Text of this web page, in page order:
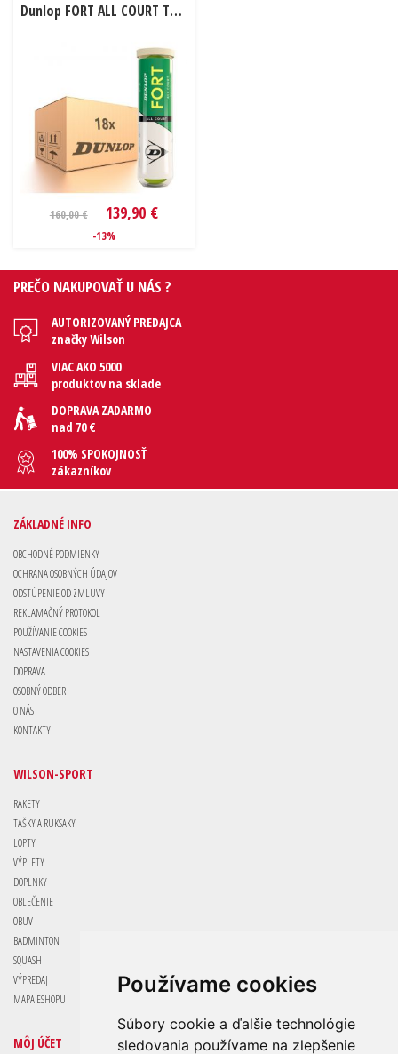
Používame cookies
Súbory cookie a ďalšie technológie
sledovania používame na zlepšenie
Dunlop FORT ALL COURT TS 18 dóz
160,00 € 139,90 €
-13%
PREČO NAKUPOVAŤ U NÁS ?
AUTORIZOVANÝ PREDAJCA
značky Wilson
VIAC AKO 5000
produktov na sklade
DOPRAVA ZADARMO
nad 70 €
100% SPOKOJNOSŤ
zákazníkov
ZÁKLADNÉ INFO
OBCHODNÉ PODMIENKY
OCHRANA OSOBNÝCH ÚDAJOV
ODSTÚPENIE OD ZMLUVY
REKLAMAČNÝ PROTOKOL
POUŽÍVANIE COOKIES
NASTAVENIA COOKIES
DOPRAVA
OSOBNÝ ODBER
O NÁS
KONTAKTY
WILSON-SPORT
RAKETY
TAŠKY A RUKSAKY
LOPTY
VÝPLETY
DOPLNKY
OBLEČENIE
OBUV
BADMINTON
SQUASH
VÝPREDAJ
MAPA ESHOPU
MÔJ ÚČET